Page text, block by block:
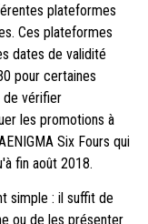
plateformes
Ces plateformes
dates de validité
pour certaines
de vérifier
les promotions à
Six Fours qui
fin août 2018.
simple : il suffit de
ou de les présenter